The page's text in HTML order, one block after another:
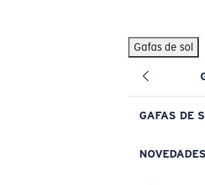
Gafas de sol
GAFAS DE
NOVEDADES
BÚSQUEDAS POPULARES
Pilothouse PRO Limited Edition Pack
Gafas de sol personalizadas
Los más vendidos de gafas de sol